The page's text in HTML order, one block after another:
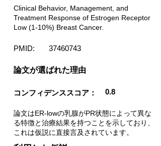
Clinical Behavior, Management, and
Treatment Response of Estrogen Receptor
Low (1-10%) Breast Cancer.
PMID: 37460743
​論文が選ばれた理由
コンフィデンススコア： 0.8
論文はER-lowの乳腺がPR状態によって異な
る特徴と治療結果を持つことを示しており、
これは仮説に直接言及されています。